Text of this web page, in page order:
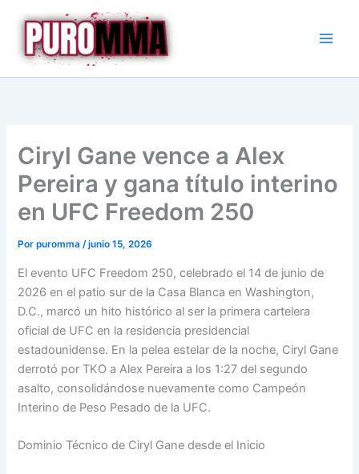
contenido
Ciryl Gane vence a Alex
Pereira y gana título interino
en UFC Freedom 250
Porpuromma/junio 15, 2026
El evento UFC Freedom 250, celebrado el 14 de junio de
2026 en el patio sur de la Casa Blanca en Washington,
D.C., marcó un hito histórico al ser la primera cartelera
oficial de UFC en la residencia presidencial
estadounidense. En la pelea estelar de la noche, Ciryl Gane
derrotó por TKO a Alex Pereira a los 1:27 del segundo
asalto, consolidándose nuevamente como Campeón
Interino de Peso Pesado de la UFC.
Dominio Técnico de Ciryl Gane desde el Inicio